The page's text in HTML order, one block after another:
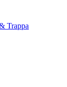
Trappa